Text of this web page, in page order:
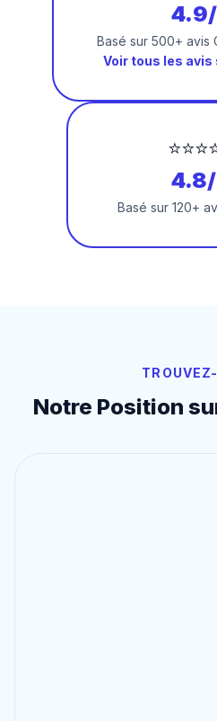
Basé sur 500+ avis
Voir tous les avis
Basé sur 120+
Notre Position